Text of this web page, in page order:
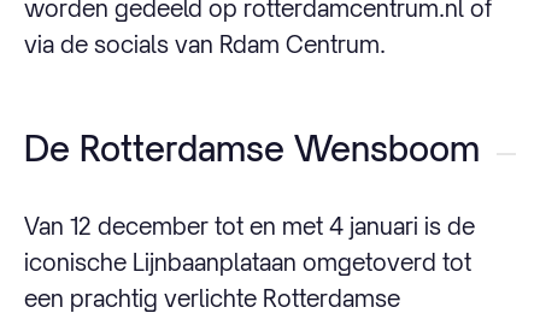
worden gedeeld op rotterdamcentrum.nl of
via de socials van Rdam Centrum.
De Rotterdamse Wensboom
Van 12 december tot en met 4 januari is de
iconische Lijnbaanplataan omgetoverd tot
een prachtig verlichte Rotterdamse